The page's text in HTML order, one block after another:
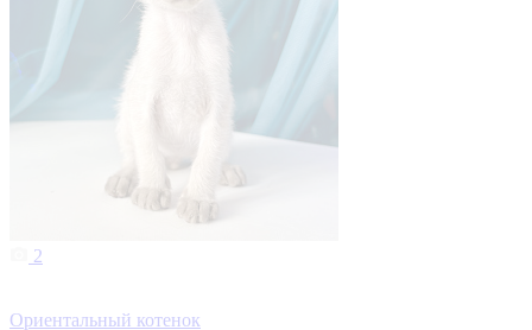
2
Ориентальный котенок